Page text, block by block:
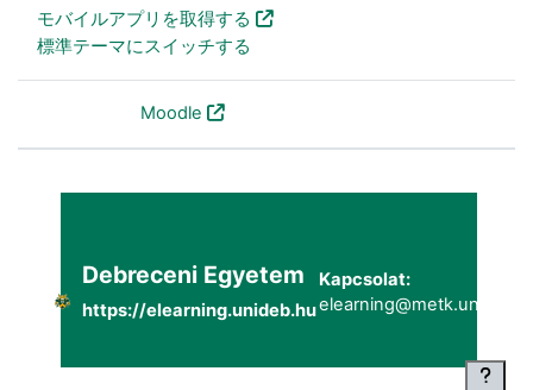
モバイルアプリを取得する
標準テーマにスイッチする
Moodle
Debreceni Egyetem
https://elearning.unideb.hu
Kapcsolat: